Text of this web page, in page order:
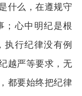
什么，在遵规守
；心中明纪是根
行纪律没有例
越严等要求，无
都要始终把纪律